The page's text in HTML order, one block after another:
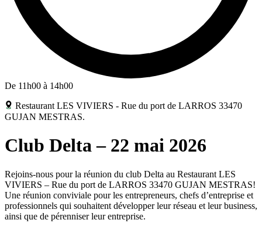
De 11h00 à 14h00
Restaurant LES VIVIERS - Rue du port de LARROS 33470
GUJAN MESTRAS.
Club Delta – 22 mai 2026
Rejoins-nous pour la réunion du club Delta au Restaurant LES
VIVIERS – Rue du port de LARROS 33470 GUJAN MESTRAS!
Une réunion conviviale pour les entrepreneurs, chefs d’entreprise et
professionnels qui souhaitent développer leur réseau et leur business,
ainsi que de pérenniser leur entreprise.